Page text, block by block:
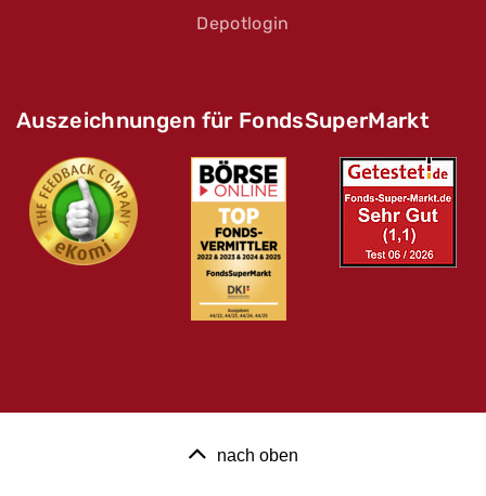
Depotlogin
Auszeichnungen für FondsSuperMarkt
nach oben